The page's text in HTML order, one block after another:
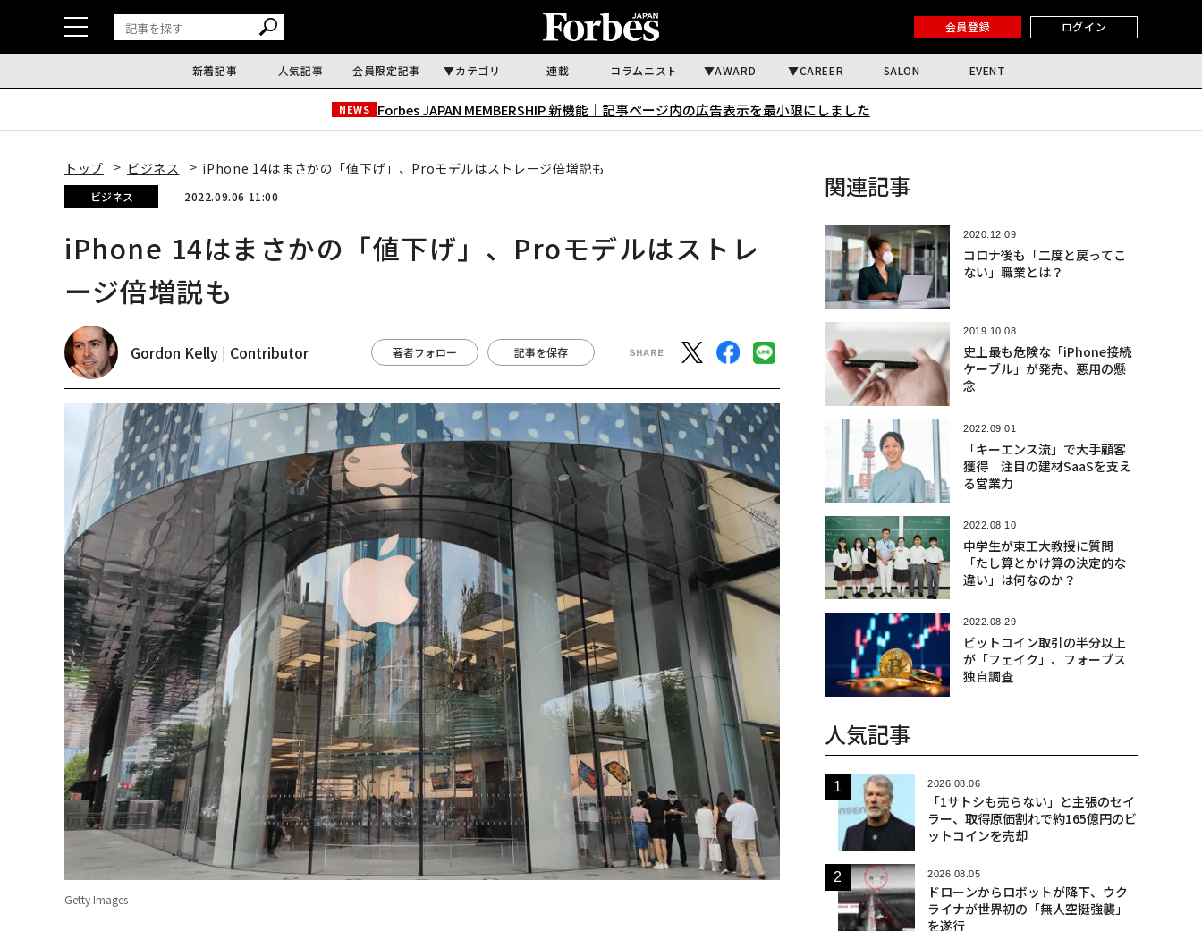
会員登録 ログイン
新着記事 人気記事 会員限定記事 カテゴリ 連載 コラムニスト AWARD CAREER SALON EVENT
NEWS Forbes JAPAN MEMBERSHIP 新機能｜ 記事ページ内の広告表示を最小限にしました
トップ ビジネス iPhone 14はまさかの「値下げ」、Proモデルはストレージ倍増説も
ビジネス 2022.09.06 11:00
iPhone 14はまさかの「値下げ」、Proモデルはストレ
ージ倍増説も
Gordon Kelly | Contributor 著者フォロー 記事を保存
Getty Images
関連記事
2020.12.09
コロナ後も「二度と戻ってこ
ない」職業とは？
2019.10.08
史上最も危険な「iPhone接続
ケーブル」が発売、悪用の懸
念
2022.09.01
「キーエンス流」で大手顧客
獲得 注目の建材SaaSを支え
る営業力
2022.08.10
中学生が東工大教授に質問
「たし算とかけ算の決定的な
違い」は何なのか？
2022.08.29
ビットコイン取引の半分以上
が「フェイク」、フォーブス
独自調査
人気記事
2026.08.06
「1サトシも売らない」と主張のセイ
ラー、取得原価割れで約165億円のビ
ットコインを売却
2026.08.05
ドローンからロボットが降下、ウク
ライナが世界初の「無人空挺強襲」
を遂行